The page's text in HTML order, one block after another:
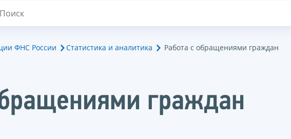
ФНС России Статистика и аналитика Работа с обращениями граждан
граждан